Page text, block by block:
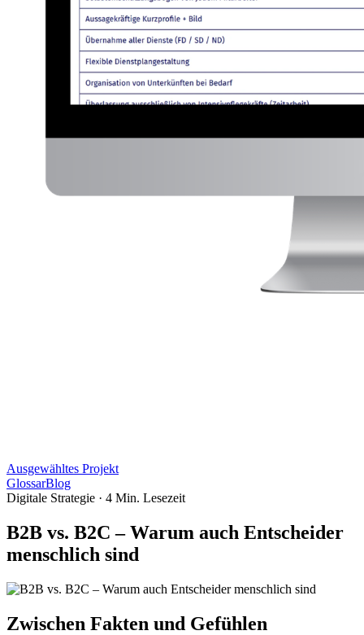
Ausgewähltes Projekt
GlossarBlog
Digitale Strategie · 4 Min. Lesezeit
B2B vs. B2C – Warum auch Entscheider
menschlich sind
Zwischen Fakten und Gefühlen